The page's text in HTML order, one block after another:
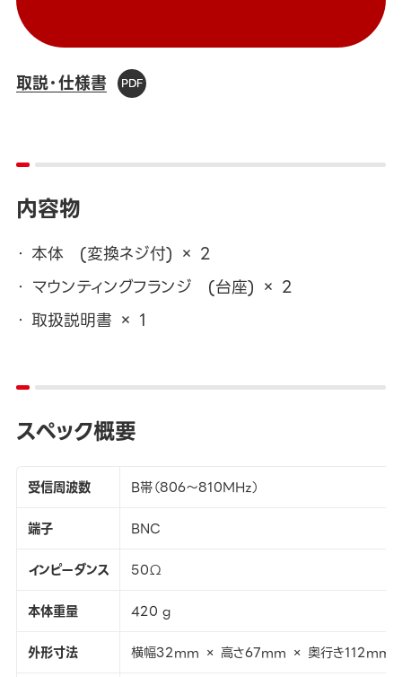
取説・仕様書
内容物
本体 (変換ネジ付) × 2
マウンティングフランジ (台座) × 2
取扱説明書 × 1
スペック概要
受信周波数
B帯（806～810MHz）
端子
BNC
インピーダンス
50Ω
本体重量
420 g
外形寸法
横幅32mm × 高さ67mm × 奥行き112mm